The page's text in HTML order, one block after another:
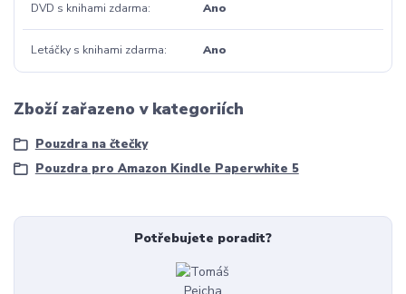
DVD s knihami zdarma Ano
Letáčky s knihami zdarma Ano
Zboží zařazeno v kategoriích
Pouzdra na čtečky
Pouzdra pro Amazon Kindle Paperwhite 5
Potřebujete poradit?